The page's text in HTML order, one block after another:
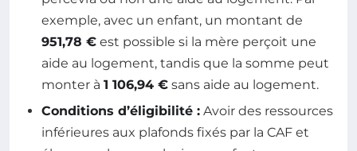
exemple, avec un enfant, un montant de
951,78 € est possible si la mère perçoit une
aide au logement, tandis que la somme peut
monter à 1 106,94 € sans aide au logement.
Conditions d’éligibilité : Avoir des ressources
inférieures aux plafonds fixés par la CAF et